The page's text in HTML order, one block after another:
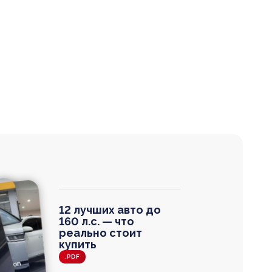
12 лучших авто до
160 л.с. — что
реально стоит
купить
.PDF